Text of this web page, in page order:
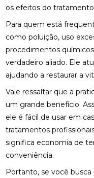
os efeitos do
Para quem está
como poluição, uso
procedimentos
verdadeiro aliado. Ele
ajudando a restaurar a
Vale ressaltar que a
um grande benefício.
ele é fácil de usar em
tratamentos
significa economia de
conveniência.
Portanto, se você busca